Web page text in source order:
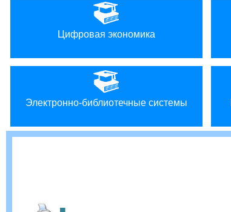
Цифровая экономика
Электронно-библиотечные системы